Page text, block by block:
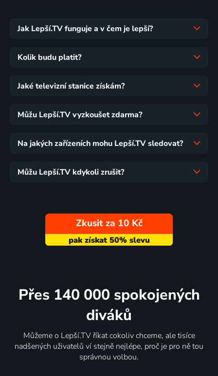
Jak Lepší.TV funguje a v čem je lepší?
Kolik budu platit?
Jaké televizní stanice získám?
Můžu Lepší.TV vyzkoušet zdarma?
Na jakých zařízeních mohu Lepší.TV sledovat?
Můžu Lepší.TV kdykoli zrušit?
Zkusit za 10 Kč
Přes 140 000 spokojených
diváků
Můžeme o Lepší.TV říkat cokoliv chceme, ale tisíce
nadšených uživatelů ví stejně nejlépe, proč je pro ně tou
správnou volbou.